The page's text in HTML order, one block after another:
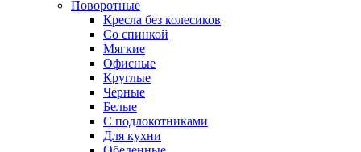
Поворотные
Кресла без колесиков
Со спинкой
Мягкие
Офисные
Круглые
Черные
Белые
С подлокотниками
Для кухни